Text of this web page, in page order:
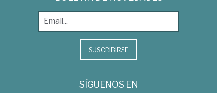
SUSCRIBIRSE
SÍGUENOS EN